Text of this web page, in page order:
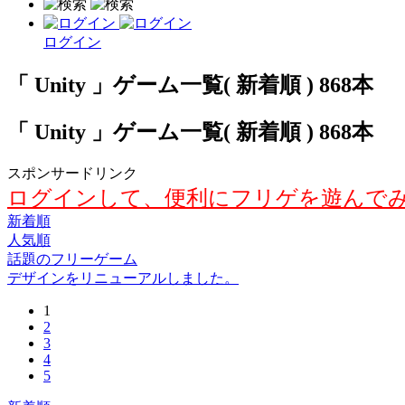
ログイン
「 Unity 」ゲーム一覧( 新着順 ) 868本
「 Unity 」ゲーム一覧( 新着順 ) 868本
スポンサードリンク
ログインして、便利にフリゲを遊んで
新着順
人気順
話題のフリーゲーム
デザインをリニューアルしました。
1
2
3
4
5